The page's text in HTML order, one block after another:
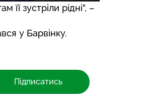
її зустріли рідні", –
у Барвінку.
Підписатись